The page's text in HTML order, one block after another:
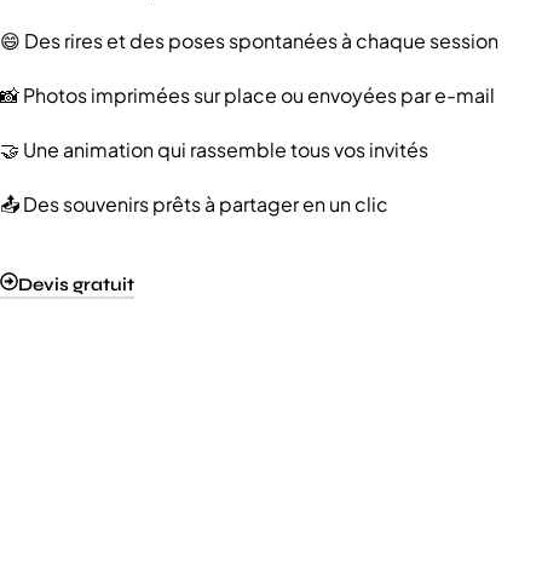
😄 Des rires et des poses spontanées à chaque session
📸 Photos imprimées sur place ou envoyées par e-mail
🤝 Une animation qui rassemble tous vos invités
📤 Des souvenirs prêts à partager en un clic
Devis gratuit